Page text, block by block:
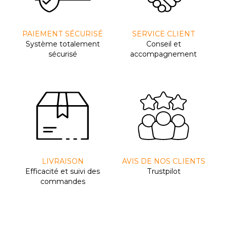
PAIEMENT SÉCURISÉ
Système totalement
sécurisé
SERVICE CLIENT
Conseil et
accompagnement
LIVRAISON
Efﬁcacité et suivi des
commandes
AVIS DE NOS CLIENTS
Trustpilot